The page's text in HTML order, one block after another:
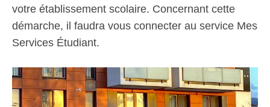
votre établissement scolaire. Concernant cette
démarche, il faudra vous connecter au service Mes
Services Étudiant.